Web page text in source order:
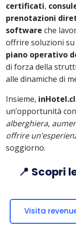
certificati,
prenotazioni
software che
offrire soluzioni su
piano operativo
di forza della
alle dinamiche di
Insieme,
un’opportunità
alberghiera,
offrire
soggiorno.
📍 Scopri
Visita